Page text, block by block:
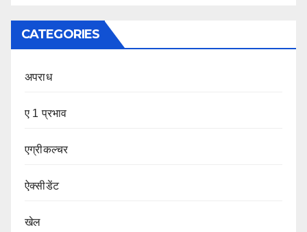
CATEGORIES
अपराध
ए 1 प्रभाव
एग्रीकल्चर
ऐक्सीडेंट
खेल